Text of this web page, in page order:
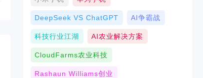
DeepSeek VS ChatGPT AI争霸战
科技行业江湖 AI农业解决方案
CloudFarms农业科技
Rashaun Williams创业